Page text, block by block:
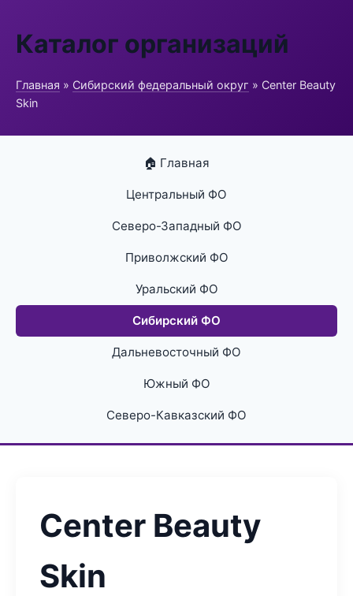
Каталог организаций
Главная » Сибирский федеральный округ » Center Beauty
Skin
🏠 Главная
Центральный ФО
Северо-Западный ФО
Приволжский ФО
Уральский ФО
Сибирский ФО
Дальневосточный ФО
Южный ФО
Северо-Кавказский ФО
Center Beauty
Skin